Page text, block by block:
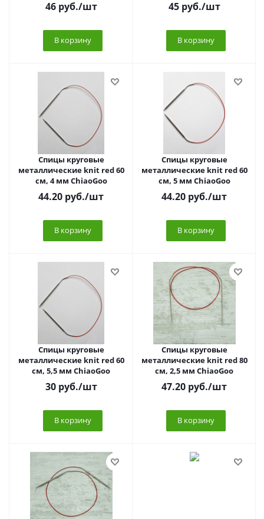
46руб./шт
В корзину
45руб./шт
В корзину
Спицы круговые
металлические knit red 60
см, 4 мм ChiaoGoo
44.20 руб./шт
В корзину
Спицы круговые
металлические knit red 60
см, 5 мм ChiaoGoo
44.20 руб./шт
В корзину
Спицы круговые
металлические knit red 60
см, 5,5 мм ChiaoGoo
30руб./шт
В корзину
Спицы круговые
металлические knit red 80
см, 2,5 мм ChiaoGoo
47.20 руб./шт
В корзину